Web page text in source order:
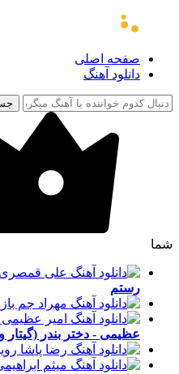
صفحه اصلی
دانلود آهنگ
شما
رستم
عظیمی - دختر بندر (گیتار